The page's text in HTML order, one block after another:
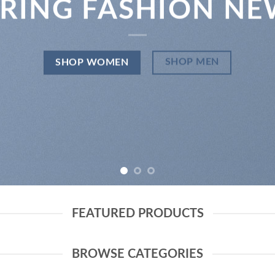
FASHION
SHOP WOMEN SHOP MEN
FEATURED PRODUCTS
BROWSE CATEGORIES